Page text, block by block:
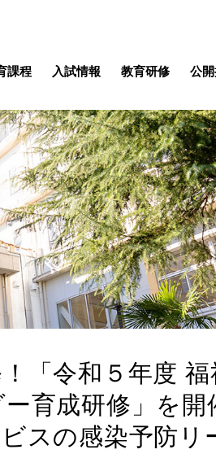
課程 入試情報 教育研修 公
「令和５年度
育成研修」を
スの感染予防リ